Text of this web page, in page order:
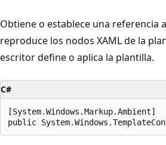
Obtiene o establece una referencia
reproduce los nodos XAML de la
escritor define o aplica la plantilla.
C#
[System.Windows.Markup.Ambient]
public